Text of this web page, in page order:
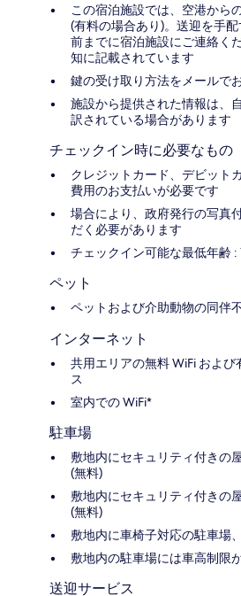
この宿泊施設では、空港から
(有料の場合あり)。送迎を手
前までに宿泊施設にご連絡く
知に記載されています
鍵の受け取り方法をメールで
施設から提供された情報は、
訳されている場合があります
チェックイン時に必要なもの
クレジットカード、デビット
費用のお支払いが必要です
場合により、政府発行の写真
だく必要があります
チェックイン可能な最低年齢 :
ペット
ペットおよび介助動物の同伴
インターネット
共用エリアの無料 WiFi およ
ス
室内での WiFi*
駐車場
敷地内にセキュリティ付きの
(無料)
敷地内にセキュリティ付きの
(無料)
敷地内に車椅子対応の駐車場
敷地内の駐車場には車高制限
送迎サービス